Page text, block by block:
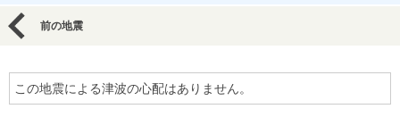
前の地震
この地震による津波の心配はありません。